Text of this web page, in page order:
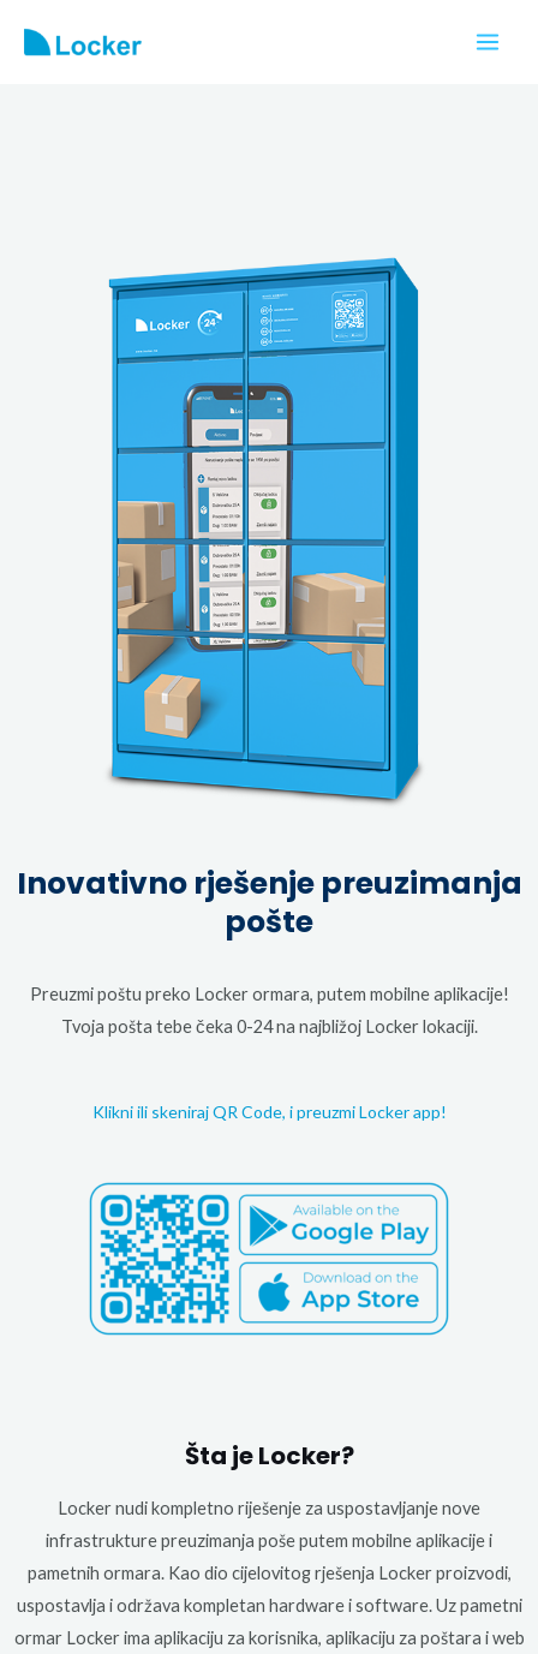
Inovativno rješenje preuzimanja
pošte
Preuzmi poštu preko Locker ormara, putem mobilne aplikacije!
Tvoja pošta tebe čeka 0-24 na najbližoj Locker lokaciji.
Klikni ili skeniraj QR Code, i preuzmi Locker app!
Šta je Locker?
Locker nudi kompletno riješenje za uspostavljanje nove
infrastrukture preuzimanja poše putem mobilne aplikacije i
pametnih ormara. Kao dio cijelovitog rješenja Locker proizvodi,
uspostavlja i održava kompletan hardware i software. Uz pametni
ormar Locker ima aplikaciju za korisnika, aplikaciju za poštara i web